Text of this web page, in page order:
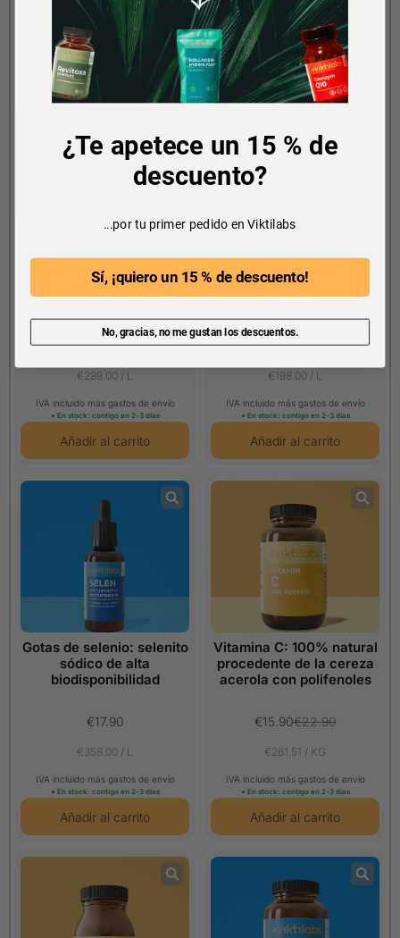
IVA incluido más gastos de envío
● En stock: contigo en 2-3 días
IVA incluido más gastos de envío
● En stock: contigo en 2-3 días
Omega-3 Vegano: Fuente
natural de aceite de algas
€29.90
€299.00 / L
IVA incluido más gastos de envío
● En stock: contigo en 2-3 días
Gotas de zinc:
todoterreno para tu vida
€12.90
€9.90
€198.00 / L
IVA incluido más gastos de envío
● En stock: contigo en 2-3 días
Gotas de selenio: selenito
sódico de alta
biodisponibilidad
€17.90
€358.00 / L
IVA incluido más gastos de envío
● En stock: contigo en 2-3 días
Vitamina C: 100% natural
procedente de la cereza
acerola con polifenoles
€22.90
€15.90
€261.51 / KG
IVA incluido más gastos de envío
● En stock: contigo en 2-3 días
¿Te apetece un 15 % de
descuento?
...por tu primer pedido en Viktilabs
Sí, ¡quiero un 15 % de descuento!
No, gracias, no me gustan los descuentos.